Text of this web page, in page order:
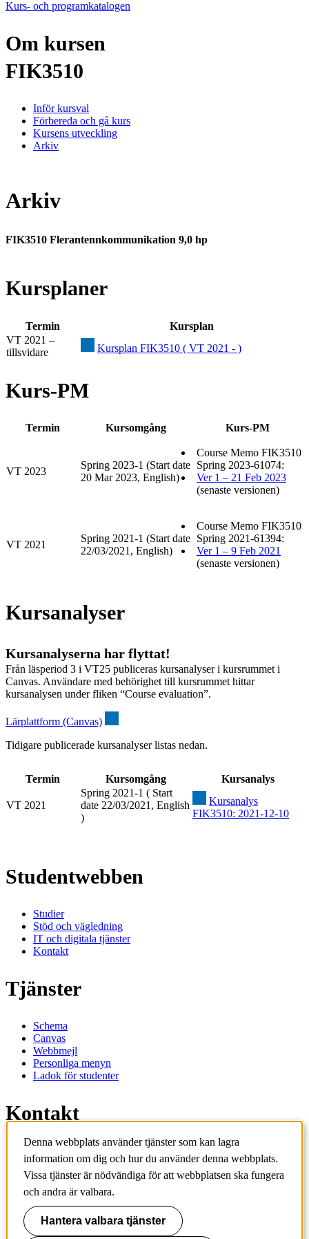
Kurs- och programkatalogen
Om kursen
FIK3510
Inför kursval
Förbereda och gå kurs
Kursens utveckling
Arkiv
Arkiv
FIK3510 Flerantennkommunikation 9,0 hp
Kursplaner
Termin
Kursplan
VT 2021 –
tillsvidare
Kursplan FIK3510 ( VT 2021 - )
Kurs-PM
Termin Kursomgång Kurs-PM
VT 2023
Spring 2023-1 (Start date
20 Mar 2023, English)
Course Memo FIK3510
Spring 2023-61074:
Ver 1 – 21 Feb 2023
(senaste versionen)
VT 2021
Spring 2021-1 (Start date
22/03/2021, English)
Course Memo FIK3510
Spring 2021-61394:
Ver 1 – 9 Feb 2021
(senaste versionen)
Kursanalyser
Kursanalyserna har flyttat!
Från läsperiod 3 i VT25 publiceras kursanalyser i kursrummet i
Canvas. Användare med behörighet till kursrummet hittar
kursanalysen under fliken “Course evaluation”.
Lärplattform (Canvas)
Tidigare publicerade kursanalyser listas nedan.
Termin Kursomgång Kursanalys
VT 2021
Spring 2021-1 ( Start
date 22/03/2021, English
)
Kursanalys
FIK3510: 2021-12-10
Studentwebben
Studier
Stöd och vägledning
IT och digitala tjänster
Kontakt
Tjänster
Schema
Canvas
Webbmejl
Personliga menyn
Ladok för studenter
Kontakt
Kontakta utbildningsprogram
Kontakta kurs
IT-support
KTH Entré
KTH
100 44 Stockholm
Denna webbplats använder tjänster som kan lagra
information om dig och hur du använder denna webbplats.
Vissa tjänster är nödvändiga för att webbplatsen ska fungera
och andra är valbara.
Hantera valbara tjänster